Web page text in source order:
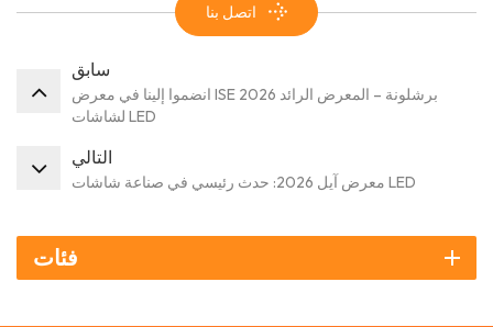
اتصل بنا
سابق
انضموا إلينا في معرض ISE 2026 برشلونة – المعرض الرائد
لشاشات LED
التالي
معرض آيل 2026: حدث رئيسي في صناعة شاشات LED
فئات